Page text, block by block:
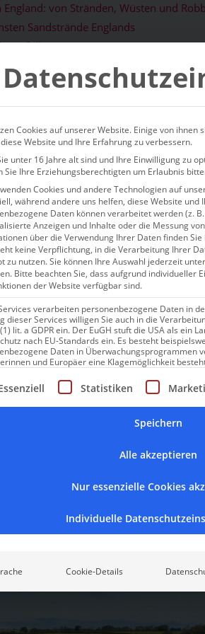
von Stränden, Wüsten und
Sandstrände Englands
Norfolk
und Gärten
in
Robben
die haben keine
zuerst die Buttercreme und dann die
Buttercreme. Doch die Geister
wo man dieses weltbewegende
kommt die Buttercreme, auf die
Es gibt aber auch noch viel mehr
Eines davon schaut der Nordsee
Wetter haben. Und für
, um Tausenden von Robben beim
einmalige Gelegenheit, die größte
üppiger, die Wiesen saftiger und
an der Südspitze, dort wo
entfernt ist, liegt Kent: „Der Garten
dann ist hier auch die größte
kontemporäre Künstler und
Cookies auf unserer Website. Einige von ihnen
Website und Ihre Erfahrung zu verbessern.
unter 16 Jahre alt sind und Ihre Einwilligung zu
Sie Ihre Erziehungsberechtigten um Erlaubnis
Cookies und andere Technologien auf
während andere uns helfen, diese Website und
Daten können verarbeitet werden (z.
Anzeigen und Inhalte oder die Messung
über die Verwendung Ihrer Daten finden
keine Verpflichtung, in die Verarbeitung Ihrer
zu nutzen.Sie können Ihre Auswahl jederzeit unter
Bitte beachten Sie, dass aufgrund individueller
der Website verfügbar sind.
verarbeiten personenbezogene Daten in
dieser Services willigen Sie auch in die
lit. a GDPR ein. Der EuGH stuft die USA als ein
nach EU-Standards ein. Es besteht
Daten in Überwachungsprogrammen
und Europäer eine Klagemöglichkeit
eine Liste der Service-Gruppen, für
Statistiken
Speichern
Alle akzeptieren
Nur essenzielle Cookies
Individuelle
Cookie-Details